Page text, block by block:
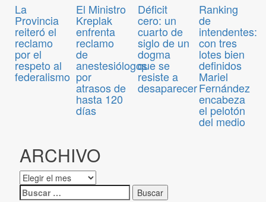
La
Provincia
reiteró el
reclamo
por el
respeto al
federalismo
El Ministro
Kreplak
enfrenta
reclamo
de
anestesiólogos
por
atrasos de
hasta 120
días
Déficit
cero: un
cuarto de
siglo de un
dogma
que se
resiste a
desaparecer
Ranking
de
intendentes:
con tres
lotes bien
definidos
Mariel
Fernández
encabeza
el pelotón
del medio
ARCHIVO